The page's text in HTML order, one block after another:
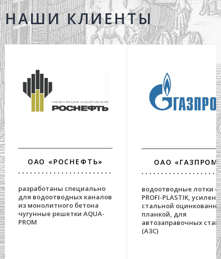
НАШИ КЛИЕНТЫ
ОАО «РОСНЕФТЬ»
разработаны специально
для водоотводных каналов
из монолитного бетона
чугунные решетки AQUA-
PROM
ОАО
водоотводные лотки
PROFI-PLASTIK,
стальной
планкой, для
автозаправочных
(АЗС)